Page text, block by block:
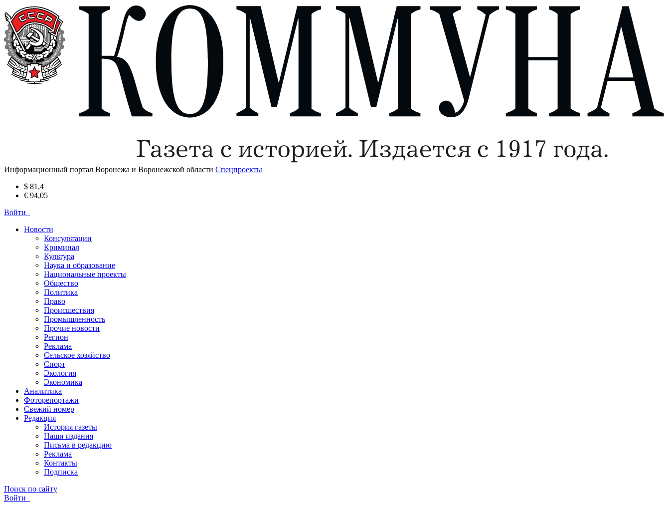
Информационный портал Воронежа и Воронежской области Спецпроекты
$ 81,4
€ 94,05
Войти
Новости
Консультации
Криминал
Культура
Наука и образование
Национальные проекты
Общество
Политика
Право
Происшествия
Промышленность
Прочие новости
Регион
Реклама
Сельское хозяйство
Спорт
Экология
Экономика
Аналитика
Фоторепортажи
Свежий номер
Редакция
История газеты
Наши издания
Письма в редакцию
Реклама
Контакты
Подписка
Поиск по сайту
Войти